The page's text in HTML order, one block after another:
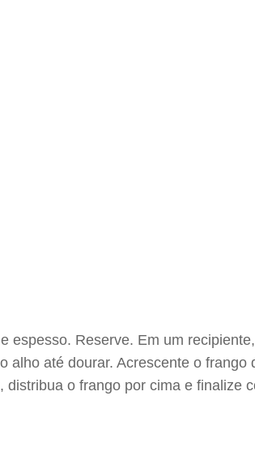
espesso. Reserve. Em um
até dourar. Acrescente o frango
o frango por cima e finalize